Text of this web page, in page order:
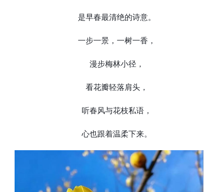
是早春最清绝的诗意。
一步一景，一树一香，
漫步梅林小径，
看花瓣轻落肩头，
听春风与花枝私语，
心也跟着温柔下来。